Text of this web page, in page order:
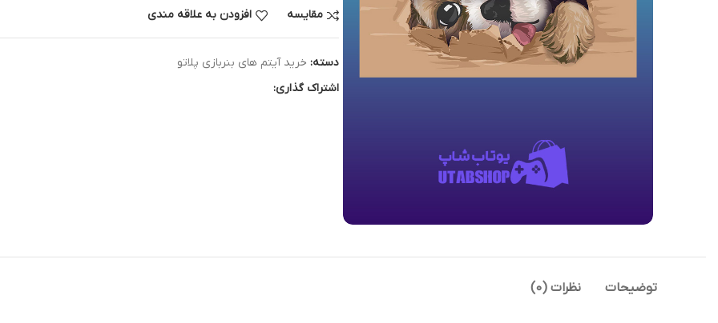
مقایسه
افزودن به علاقه مندی
دسته: خرید آیتم های بنربازی پلاتو
اشتراک گذاری:
توضیحات نظرات (0)